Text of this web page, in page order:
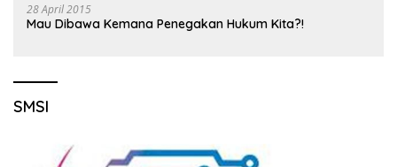
28 April 2015
Mau Dibawa Kemana Penegakan Hukum Kita?!
SMSI